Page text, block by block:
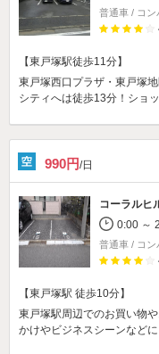
普通車 / コ
【東戸塚駅徒歩11分】
東戸塚西口プラザ・東戸塚
シティへは徒歩13分！ショ
990円/日
コーラルヒ
0:00 ～
普通車 / コ
【東戸塚駅 徒歩10分】
東戸塚駅周辺でのお買い物
かけやビジネスシーンなど